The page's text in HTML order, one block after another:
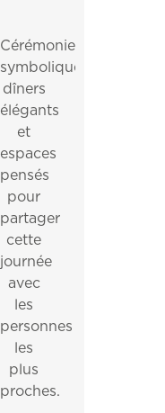
Cérémonies
symboliques,
dîners
élégants
et
espaces
pensés
pour
partager
cette
journée
avec
les
personnes
les
plus
proches.